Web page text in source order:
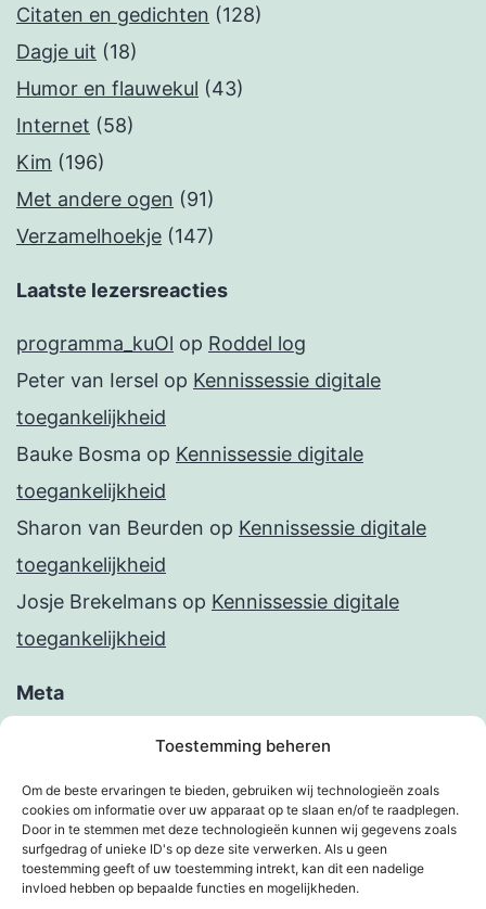
Toestemming beheren
Om de beste ervaringen te bieden, gebruiken wij technologieën zoals
cookies om informatie over uw apparaat op te slaan en/of te raadplegen.
Door in te stemmen met deze technologieën kunnen wij gegevens zoals
surfgedrag of unieke ID's op deze site verwerken. Als u geen
toestemming geeft of uw toestemming intrekt, kan dit een nadelige
invloed hebben op bepaalde functies en mogelijkheden.
Citaten en gedichten (128)
Dagje uit (18)
Humor en flauwekul (43)
Internet (58)
Kim (196)
Met andere ogen (91)
Verzamelhoekje (147)
Laatste lezersreacties
programma_kuOl op Roddel log
Peter van Iersel op Kennissessie digitale
toegankelijkheid
Bauke Bosma op Kennissessie digitale
toegankelijkheid
Sharon van Beurden op Kennissessie digitale
toegankelijkheid
Josje Brekelmans op Kennissessie digitale
toegankelijkheid
Meta
Berichten feed
Reacties feed
WordPress.org